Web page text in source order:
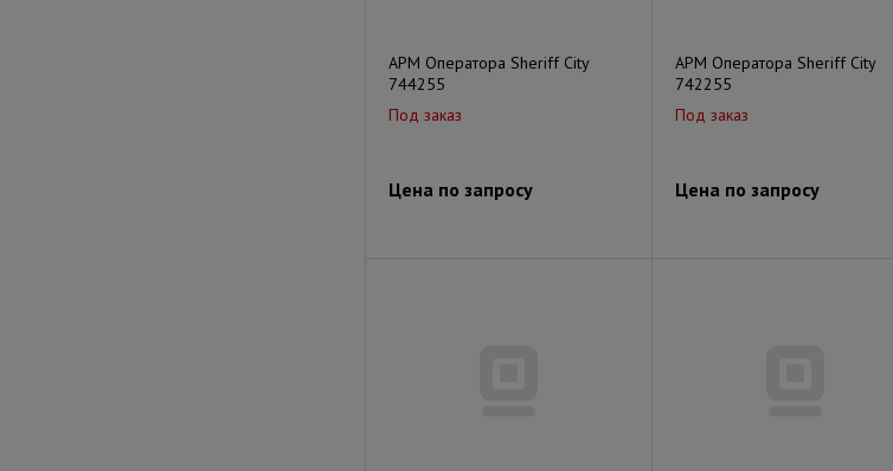
АРМ Оператора Sheriff City
744255
Под заказ
Цена по запросу
АРМ Оператора Sheriff City
742255
Под заказ
Цена по запросу